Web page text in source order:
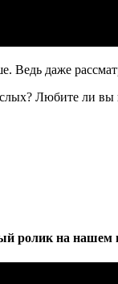
Ведь даже
Любите ли
ролик на нашем